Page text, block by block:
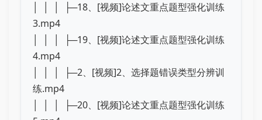
│ │ │ ├─18、[视频]论述文重点题型强化训练
3.mp4
│ │ │ ├─19、[视频]论述文重点题型强化训练
4.mp4
│ │ │ ├─2、[视频]2、选择题错误类型分辨训
练.mp4
│ │ │ ├─20、[视频]论述文重点题型强化训练